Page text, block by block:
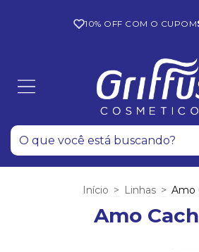
10% OFF COM O CUPOM
Início > Linhas > Amo
Amo